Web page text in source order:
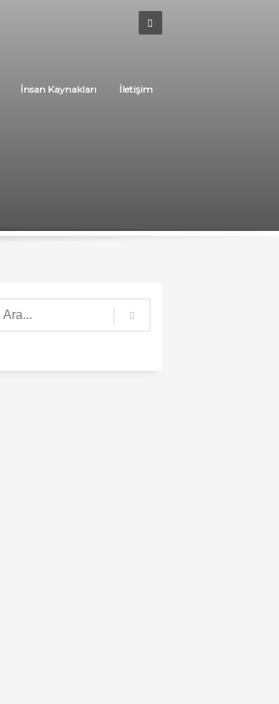
İnsan Kaynakları İletişim